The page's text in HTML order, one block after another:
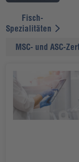
Fisch-
Spezialitäten
MSC- und ASC-